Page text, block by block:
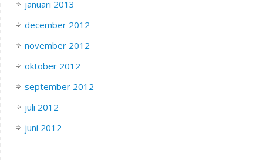
januari 2013
december 2012
november 2012
oktober 2012
september 2012
juli 2012
juni 2012